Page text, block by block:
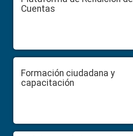
Cuentas
Formación ciudadana y
capacitación